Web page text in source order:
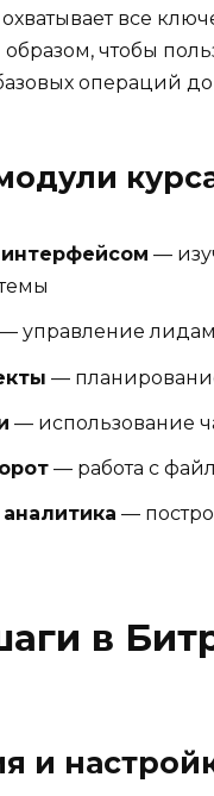
все
образом, чтобы
операций до
—
— управление
—
— использование
— работа с
—
в
и